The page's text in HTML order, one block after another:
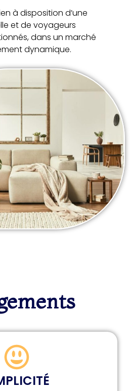
à disposition d’une
et de voyageurs
dans un marché
dynamique.